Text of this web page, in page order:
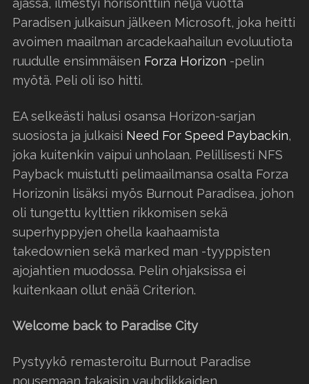
ajassa, ilmestyi horisonttiin neljä vuotta
Paradisen julkaisun jälkeen Microsoft, joka heitti
avoimen maailman arcadekaahailun evoluutiota
ruudulle ensimmäisen Forza Horizon -pelin
myötä. Peli oli iso hitti.
EA selkeästi halusi osansa Horizon-sarjan
suosiosta ja julkaisi Need For Speed Paybackin,
joka kuitenkin vaipui unholaan. Pelillisesti NFS
Payback muistutti pelimaailmansa osalta Forza
Horizonin lisäksi myös Burnout Paradisea, johon
oli tungettu kylttien rikkomisen sekä
superhyppyjen ohella kaahaamista
takedownien sekä marked man -tyyppisten
ajojahtien muodossa. Pelin ohjaksissa ei
kuitenkaan ollut enää Criterion.
Welcome back to Paradise City
Pystyykö remasteroitu Burnout Paradise